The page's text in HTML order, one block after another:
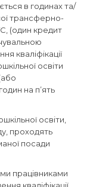
в годинах та/
трансферно-
(один кредит
кваліфікації
освіти
на п’ять
освіти,
проходять
посади
працівниками